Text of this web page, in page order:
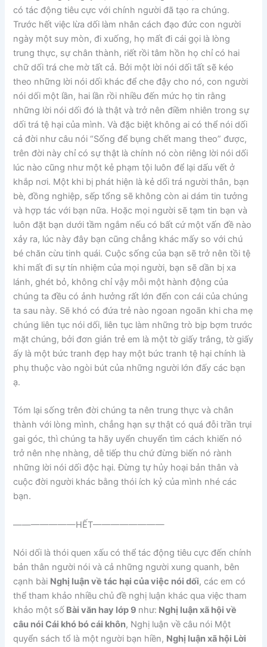
có tác động tiêu cực với chính người đã tạo ra chúng.
Trước hết việc lừa dối làm nhân cách đạo đức con người
ngày một suy mòn, đi xuống, họ mất đi cái gọi là lòng
trung thực, sự chân thành, riết rồi tâm hồn họ chỉ có hai
chữ dối trá che mờ tất cả. Bởi một lời nói dối tất sẽ kéo
theo những lời nói dối khác để che đậy cho nó, con người
nói dối một lần, hai lần rồi nhiều đến mức họ tin rằng
những lời nói dối đó là thật và trở nên điềm nhiên trong sự
dối trá tệ hại của mình. Và đặc biệt không ai có thể nói dối
cả đời như câu nói “Sống để bụng chết mang theo” được,
trên đời này chỉ có sự thật là chính nó còn riêng lời nói dối
lúc nào cũng như một kẻ phạm tội luôn để lại dấu vết ở
khắp nơi. Một khi bị phát hiện là kẻ dối trá người thân, bạn
bè, đồng nghiệp, sếp tổng sẽ không còn ai dám tin tưởng
và hợp tác với bạn nữa. Hoặc mọi người sẽ tạm tin bạn và
luôn đặt bạn dưới tầm ngắm nếu có bất cứ một vấn đề nào
xảy ra, lúc này đây bạn cũng chẳng khác mấy so với chú
bé chăn cừu tinh quái. Cuộc sống của bạn sẽ trở nên tồi tệ
khi mất đi sự tín nhiệm của mọi người, bạn sẽ dần bị xa
lánh, ghét bỏ, không chỉ vậy mỗi một hành động của
chúng ta đều có ảnh hưởng rất lớn đến con cái của chúng
ta sau này. Sẽ khó có đứa trẻ nào ngoan ngoãn khi cha mẹ
chúng liên tục nói dối, liên tục làm những trò bịp bợm trước
mặt chúng, bởi đơn giản trẻ em là một tờ giấy trắng, tờ giấy
ấy là một bức tranh đẹp hay một bức tranh tệ hại chính là
phụ thuộc vào ngòi bút của những người lớn đấy các bạn
ạ.
Tóm lại sống trên đời chúng ta nên trung thực và chân
thành với lòng mình, chẳng hạn sự thật có quá đỗi trần trụi
gai góc, thì chúng ta hãy uyển chuyển tìm cách khiến nó
trở nên nhẹ nhàng, dễ tiếp thu chứ đừng biến nó rành
những lời nói dối độc hại. Đừng tự hủy hoại bản thân và
cuộc đời người khác bằng thói ích kỷ của mình nhé các
bạn.
———————HẾT————————
Nói dối là thói quen xấu có thể tác động tiêu cực đến chính
bản thân người nói và cả những người xung quanh, bên
cạnh bài Nghị luận về tác hại của việc nói dối, các em có
thể tham khảo nhiều chủ đề nghị luận khác qua việc tham
khảo một số Bài văn hay lớp 9 như: Nghị luận xã hội về
câu nói Cái khó bó cái khôn, Nghị luận về câu nói Một
quyển sách tổ là một người bạn hiền, Nghị luận xã hội Lời